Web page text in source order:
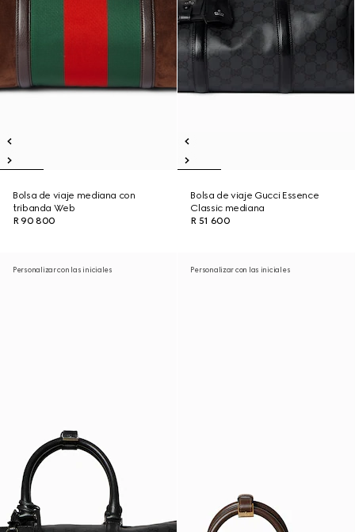
Bolsa de viaje mediana con
tribanda Web
R 90 800
Bolsa de viaje Gucci Essence
Classic mediana
R 51 600
Personalizar con las iniciales Personalizar con las iniciales